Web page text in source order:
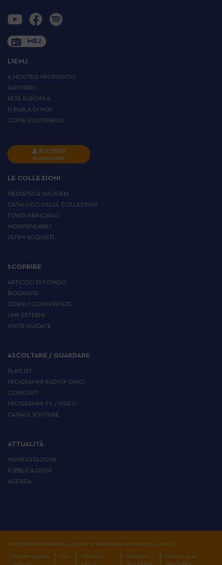
MRJ
L’IEMJ
A NOSTRO PROPOSITO
PARTNERS
RETE EUROPEA
SI PARLA DI NOI
COME SOSTENERCI
ACCESSO
REGISTRAZIONE
LE COLLEZIONI
MEDIATECA HALPHEN
CATALOGO DELLE COLLEZIONI
FONDI PRINCIPALI
INDISPENSABILI
ULTIMI ACQUISTI
SCOPRIRE
ARTICOLI DI FONDO
BIOGRAFIE
CORSI / CONFERENZE
LINK ESTERNI
VISITE GUIDATE
ASCOLTARE / GUARDARE
PLAYLIST
PROGRAMMI RADIOFONICI
CONCERTI
PROGRAMMI TV / VIDEO
CANALE YOUTUBE
ATTUALITÀ
MANIFESTAZIONI
PUBBLICAZIONI
AGENDA
TUTTI I DIRITTI RISERVATI ALL'INSTITUT EUROPÉEN DES MUSIQUES JUIVES
INFORMAZIONI
CGV
POLITICA
POLITICA
CONFIGURA